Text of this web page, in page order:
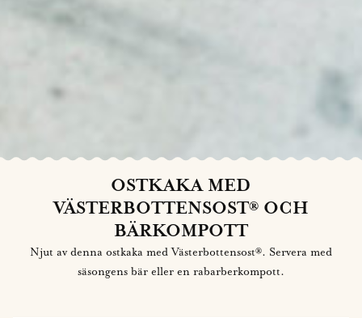
OSTKAKA MED
VÄSTERBOTTENSOST® OCH
BÄRKOMPOTT
Njut av denna ostkaka med Västerbottensost®. Servera med
säsongens bär eller en rabarberkompott.